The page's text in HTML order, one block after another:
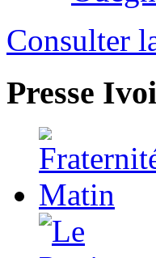
Consulter
Presse